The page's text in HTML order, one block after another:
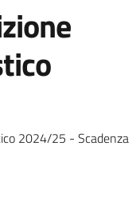
2024/25 - Scadenza